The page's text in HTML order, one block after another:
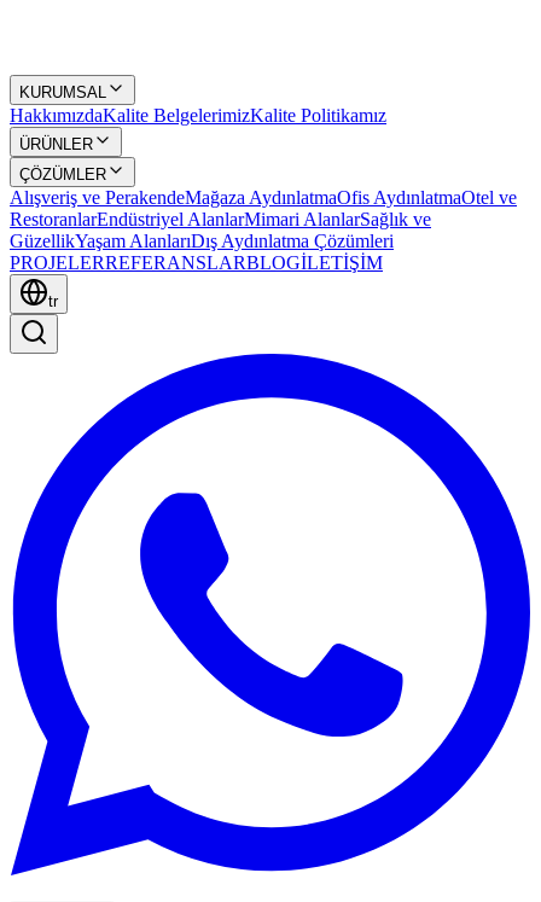
KURUMSAL
HakkımızdaKalite BelgelerimizKalite Politikamız
ÜRÜNLER
ÇÖZÜMLER
Alışveriş ve PerakendeMağaza AydınlatmaOfis AydınlatmaOtel ve
RestoranlarEndüstriyel AlanlarMimari AlanlarSağlık ve
GüzellikYaşam AlanlarıDış Aydınlatma Çözümleri
PROJELERREFERANSLARBLOGİLETİŞİM
tr